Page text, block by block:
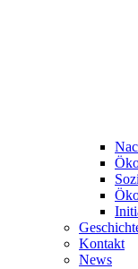
Kontakt
News